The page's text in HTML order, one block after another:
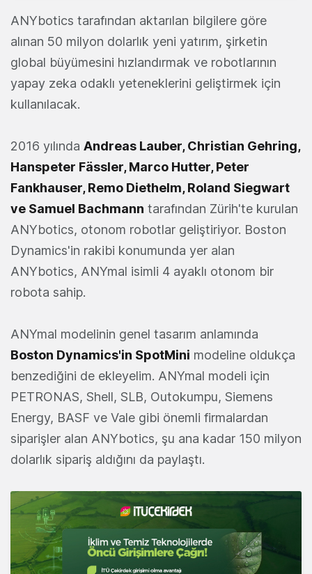
ANYbotics tarafından aktarılan bilgilere göre
alınan 50 milyon dolarlık yeni yatırım, şirketin
global büyümesini hızlandırmak ve robotlarının
yapay zeka odaklı yeteneklerini geliştirmek için
kullanılacak.
2016 yılında Andreas Lauber, Christian Gehring,
Hanspeter Fässler, Marco Hutter, Peter
Fankhauser, Remo Diethelm, Roland Siegwart
ve Samuel Bachmann tarafından Zürih'te kurulan
ANYbotics, otonom robotlar geliştiriyor. Boston
Dynamics'in rakibi konumunda yer alan
ANYbotics, ANYmal isimli 4 ayaklı otonom bir
robota sahip.
ANYmal modelinin genel tasarım anlamında
Boston Dynamics'in SpotMini modeline oldukça
benzediğini de ekleyelim. ANYmal modeli için
PETRONAS, Shell, SLB, Outokumpu, Siemens
Energy, BASF ve Vale gibi önemli firmalardan
siparişler alan ANYbotics, şu ana kadar 150 milyon
dolarlık sipariş aldığını da paylaştı.